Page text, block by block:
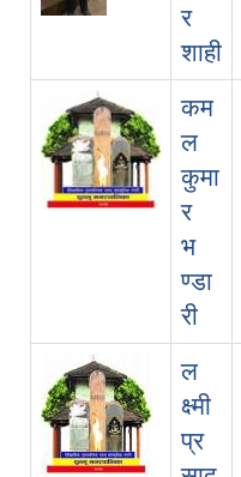
र
शाही
कम
ल
कुमा
र
भ
ण्डा
री
ल
क्ष्मी
प्र